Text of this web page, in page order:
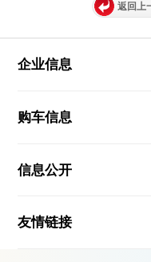
返回上
企业信息
购车信息
信息公开
友情链接